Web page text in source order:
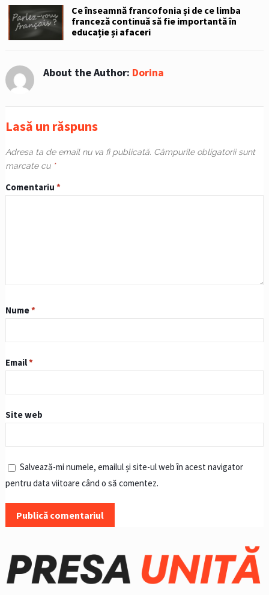
Ce înseamnă francofonia și de ce limba
franceză continuă să fie importantă în
educație și afaceri
About the Author: Dorina
Lasă un răspuns
Adresa ta de email nu va fi publicată. Câmpurile obligatorii sunt
marcate cu *
Comentariu *
Nume*
Email*
Site web
Salvează-mi numele, emailul și site-ul web în acest navigator
pentru data viitoare când o să comentez.